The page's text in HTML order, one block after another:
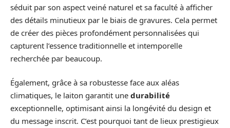
séduit par son aspect veiné naturel et sa faculté à afficher
des détails minutieux par le biais de gravures. Cela permet
de créer des pièces profondément personnalisées qui
capturent l’essence traditionnelle et intemporelle
recherchée par beaucoup.
Également, grâce à sa robustesse face aux aléas
climatiques, le laiton garantit une durabilité
exceptionnelle, optimisant ainsi la longévité du design et
du message inscrit. C’est pourquoi tant de lieux prestigieux